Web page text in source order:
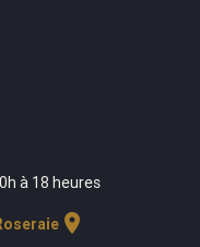
à 18 heures
location_on